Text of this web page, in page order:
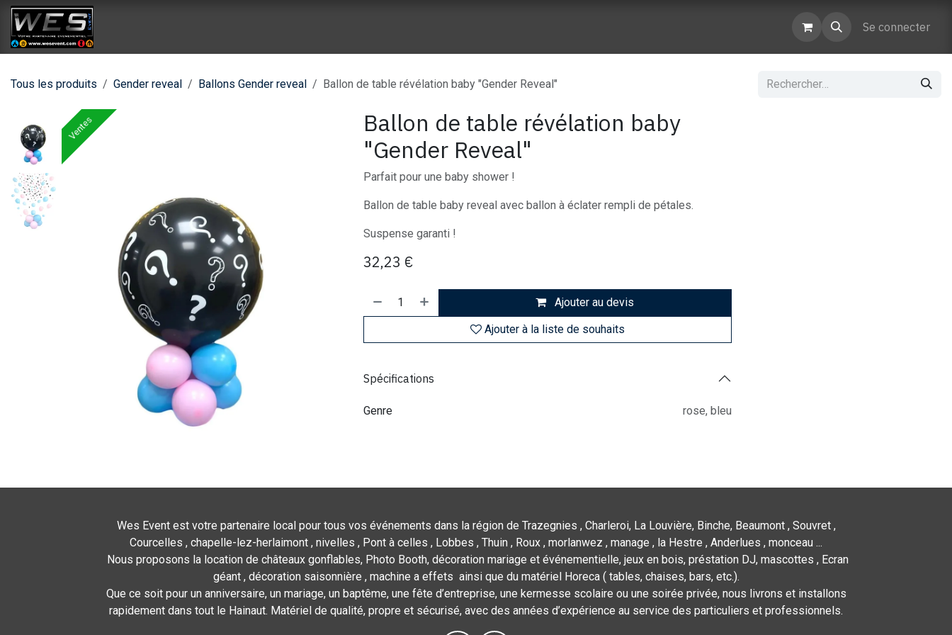
Se rendre au contenu
Se connecter
Tous les produits Gender reveal Ballons Gender reveal Ballon de table révélation baby "Gender Reveal"
Ventes
Ventes
Ballon de table révélation baby
"Gender Reveal"
Parfait pour une baby shower !
Ballon de table baby reveal avec ballon à éclater rempli de pétales.
Suspense garanti !
32,23 €
Ajouter au devis
Ajouter à la liste de souhaits
Spécifications
Genre rose, bleu
Wes Event est votre partenaire local pour tous vos événements dans la région de Trazegnies , Charleroi, La Louvière, Binche, Beaumont , Souvret ,
Courcelles , chapelle-lez-herlaimont , nivelles , Pont à celles , Lobbes , Thuin , Roux , morlanwez , manage , la Hestre , Anderlues , monceau ...
Nous proposons la location de châteaux gonflables, Photo Booth, décoration mariage et événementielle, jeux en bois, préstation DJ, mascottes , Ecran
géant , décoration saisonnière , machine a effets ainsi que du matériel Horeca ( tables, chaises, bars, etc.).
Que ce soit pour un anniversaire, un mariage, un baptême, une fête d’entreprise, une kermesse scolaire ou une soirée privée, nous livrons et installons
rapidement dans tout le Hainaut. Matériel de qualité, propre et sécurisé, avec des années d’expérience au service des particuliers et professionnels.